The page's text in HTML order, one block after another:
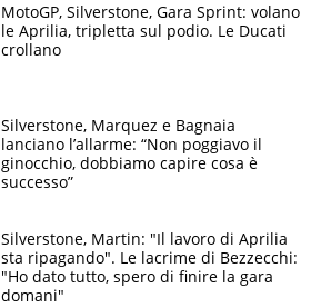
MotoGP, Silverstone, Gara Sprint: volano
le Aprilia, tripletta sul podio. Le Ducati
crollano
Silverstone, Marquez e Bagnaia
lanciano l’allarme: “Non poggiavo il
ginocchio, dobbiamo capire cosa è
successo”
Silverstone, Martin: "Il lavoro di Aprilia
sta ripagando". Le lacrime di Bezzecchi:
"Ho dato tutto, spero di finire la gara
domani"